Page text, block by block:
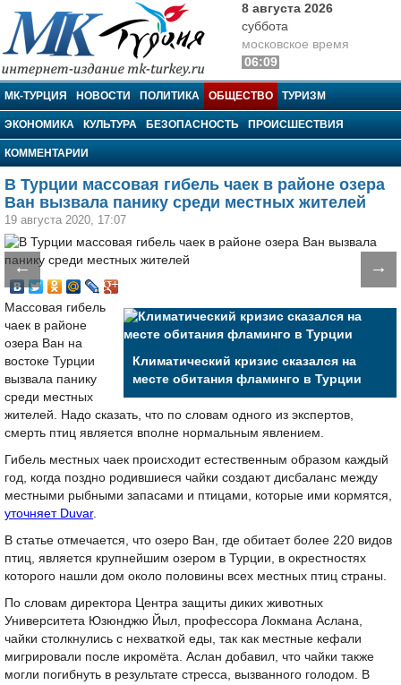
МК-Турция
8 августа 2026
суббота
московское время
06:09
МК-ТУРЦИЯ НОВОСТИ ПОЛИТИКА ОБЩЕСТВО ТУРИЗМ
ЭКОНОМИКА КУЛЬТУРА БЕЗОПАСНОСТЬ ПРОИСШЕСТВИЯ
КОММЕНТАРИИ
В Турции массовая гибель чаек в районе озера
Ван вызвала панику среди местных жителей
19 августа 2020, 17:07
← →
Климатический кризис сказался на
месте обитания фламинго в Турции
Массовая гибель
чаек в районе
озера Ван на
востоке Турции
вызвала панику
среди местных
жителей. Надо сказать, что по словам одного из экспертов,
смерть птиц является вполне нормальным явлением.
Гибель местных чаек происходит естественным образом каждый
год, когда поздно родившиеся чайки создают дисбаланс между
местными рыбными запасами и птицами, которые ими кормятся,
уточняет Duvar.
В статье отмечается, что озеро Ван, где обитает более 220 видов
птиц, является крупнейшим озером в Турции, в окрестностях
которого нашли дом около половины всех местных птиц страны.
По словам директора Центра защиты диких животных
Университета Юзюнджю Йыл, профессора Локмана Аслана,
чайки столкнулись с нехваткой еды, так как местные кефали
мигрировали после икромёта. Аслан добавил, что чайки также
могли погибнуть в результате стресса, вызванного голодом. В